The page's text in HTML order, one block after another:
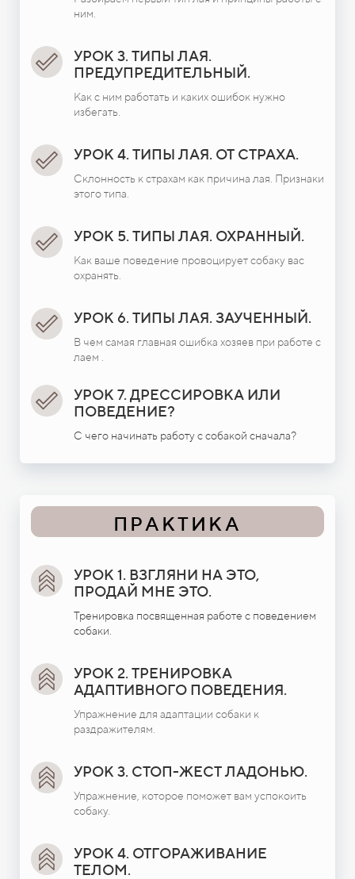
ним.
УРОК 3. ТИПЫ ЛАЯ.
ПРЕДУПРЕДИТЕЛЬНЫЙ.
Как с ним работать и каких ошибок нужно
избегать.
УРОК 4. ТИПЫ ЛАЯ. ОТ СТРАХА.
Склонность к страхам как причина лая. Признаки
этого типа.
УРОК 5. ТИПЫ ЛАЯ. ОХРАННЫЙ.
Как ваше поведение провоцирует собаку вас
охранять.
УРОК 6. ТИПЫ ЛАЯ. ЗАУЧЕННЫЙ.
В чем самая главная ошибка хозяев при работе с
лаем .
УРОК 7. ДРЕССИРОВКА ИЛИ
ПОВЕДЕНИЕ?
С чего начинать работу с собакой сначала?
ПРАКТИКА
УРОК 1. ВЗГЛЯНИ НА ЭТО,
ПРОДАЙ МНЕ ЭТО.
Тренировка посвященная работе с поведением
собаки.
УРОК 2. ТРЕНИРОВКА
АДАПТИВНОГО ПОВЕДЕНИЯ.
Упражнение для адаптации собаки к
раздражителям.
УРОК 3. СТОП-ЖЕСТ ЛАДОНЬЮ.
Упражнение, которое поможет вам успокоить
собаку.
УРОК 4. ОТГОРАЖИВАНИЕ
ТЕЛОМ.